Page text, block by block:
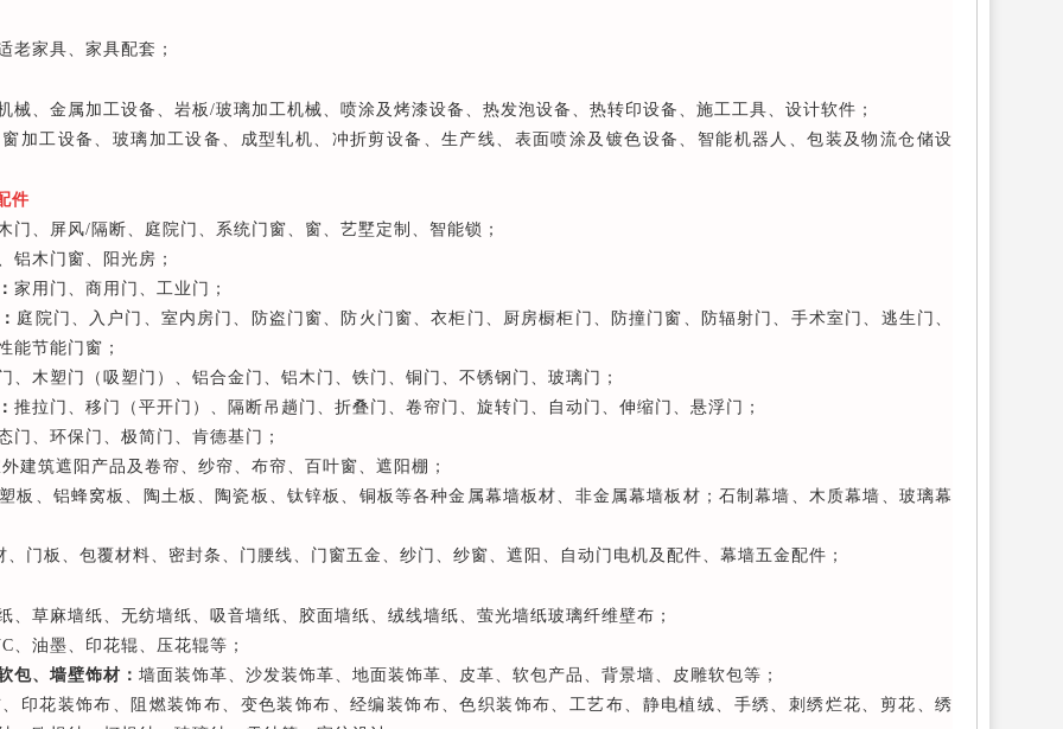
家具、家具配套；
械、金属加工设备、岩板/玻璃加工机械、喷涂及烤漆设备、热发泡设备、热转印设备、施工工具、设计软件；
加工设备、玻璃加工设备、成型轧机、冲折剪设备、生产线、表面喷涂及镀色设备、智能机器人、包装及物流仓储设
件
门、屏风/隔断、庭院门、系统门窗、窗、艺墅定制、智能锁；
铝木门窗、阳光房；
家用门、商用门、工业门；
庭院门、入户门、室内房门、防盗门窗、防火门窗、衣柜门、厨房橱柜门、防撞门窗、防辐射门、手术室门、逃生门、
能节能门窗；
、木塑门（吸塑门）、铝合金门、铝木门、铁门、铜门、不锈钢门、玻璃门；
推拉门、移门（平开门）、隔断吊趟门、折叠门、卷帘门、旋转门、自动门、伸缩门、悬浮门；
门、环保门、极简门、肯德基门；
建筑遮阳产品及卷帘、纱帘、布帘、百叶窗、遮阳棚；
板、铝蜂窝板、陶土板、陶瓷板、钛锌板、铜板等各种金属幕墙板材、非金属幕墙板材；石制幕墙、木质幕墙、玻璃幕
、门板、包覆材料、密封条、门腰线、门窗五金、纱门、纱窗、遮阳、自动门电机及配件、幕墙五金配件；
、草麻墙纸、无纺墙纸、吸音墙纸、胶面墙纸、绒线墙纸、萤光墙纸玻璃纤维壁布；
、油墨、印花辊、压花辊等；
包、墙壁饰材： 墙面装饰革、沙发装饰革、地面装饰革、皮革、软包产品、背景墙、皮雕软包等；
印花装饰布、阻燃装饰布、变色装饰布、经编装饰布、色织装饰布、工艺布、静电植绒、手绣、刺绣烂花、剪花、绣